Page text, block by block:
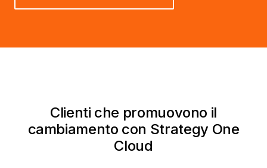
Clienti che promuovono il
cambiamento con Strategy One
Cloud